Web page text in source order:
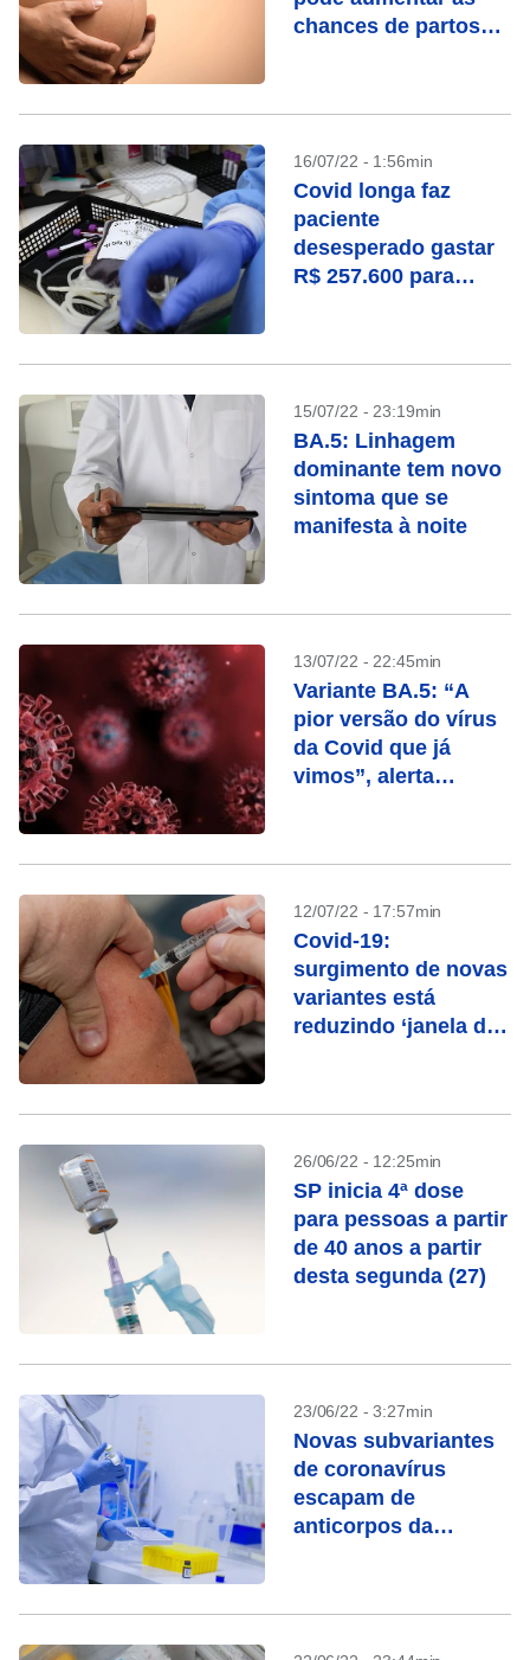
chances de partos
16/07/22 - 1:56min
Covid longa faz
paciente
desesperado gastar
R$ 257.600 para
15/07/22 - 23:19min
BA.5: Linhagem
dominante tem novo
sintoma que se
manifesta à noite
13/07/22 - 22:45min
Variante BA.5: “A
pior versão do vírus
da Covid que já
vimos”, alerta
12/07/22 - 17:57min
Covid-19:
surgimento de novas
variantes está
reduzindo ‘janela de
26/06/22 - 12:25min
SP inicia 4ª dose
para pessoas a partir
de 40 anos a partir
desta segunda (27)
23/06/22 - 3:27min
Novas subvariantes
de coronavírus
escapam de
anticorpos da